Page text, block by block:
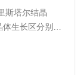
生长区分别设